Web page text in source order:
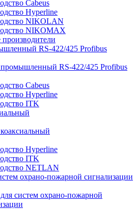
Cabeus
Hyperline
NIKOLAN
NIKOMAX
RS-422/425 Profibus
промышленный RS-422/425 Profibus
Cabeus
Hyperline
ITK
Hyperline
ITK
NETLAN
охрано-пожарной сигнализации
систем охрано-пожарной